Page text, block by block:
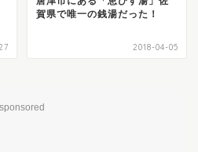
賀県で唯一の銭湯だった！
2018-04-05
sponsored